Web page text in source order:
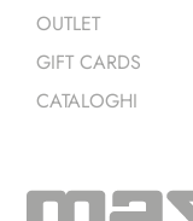
OUTLET
GIFT CARDS
CATALOGHI